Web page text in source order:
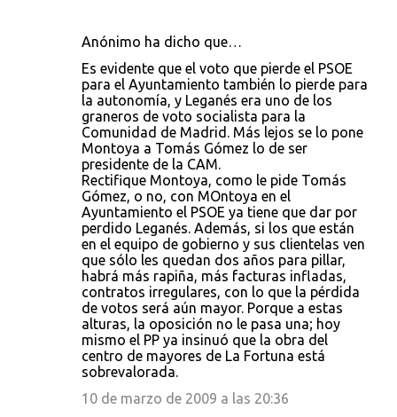
Anónimo ha dicho que…
Es evidente que el voto que pierde el PSOE
para el Ayuntamiento también lo pierde para
la autonomía, y Leganés era uno de los
graneros de voto socialista para la
Comunidad de Madrid. Más lejos se lo pone
Montoya a Tomás Gómez lo de ser
presidente de la CAM.
Rectifique Montoya, como le pide Tomás
Gómez, o no, con MOntoya en el
Ayuntamiento el PSOE ya tiene que dar por
perdido Leganés. Además, si los que están
en el equipo de gobierno y sus clientelas ven
que sólo les quedan dos años para pillar,
habrá más rapiña, más facturas infladas,
contratos irregulares, con lo que la pérdida
de votos será aún mayor. Porque a estas
alturas, la oposición no le pasa una; hoy
mismo el PP ya insinuó que la obra del
centro de mayores de La Fortuna está
sobrevalorada.
10 de marzo de 2009 a las 20:36